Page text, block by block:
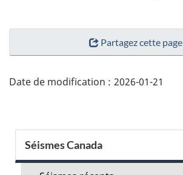
"Détails
page"
Partagez cette page
Date de modification : 2026-01-21
Menu
de
Séismes Canada